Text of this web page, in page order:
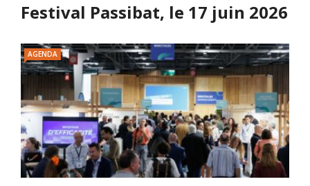
Festival Passibat, le 17 juin 2026
AGENDA